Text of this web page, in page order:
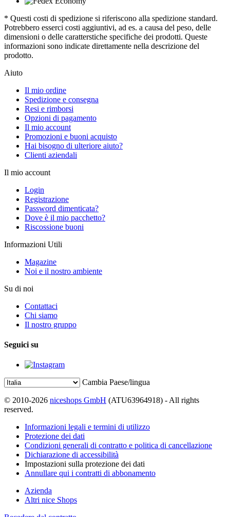
* Questi costi di spedizione si riferiscono alla spedizione standard.
Potrebbero esserci costi aggiuntivi, ad es. a causa del peso, delle
dimensioni o delle caratterstiche specifiche dei prodotti. Queste
informazioni sono indicate direttamente nella descrizione del
prodotto.
Aiuto
Il mio ordine
Spedizione e consegna
Resi e rimborsi
Opzioni di pagamento
Il mio account
Promozioni e buoni acquisto
Hai bisogno di ulteriore aiuto?
Clienti aziendali
Il mio account
Login
Registrazione
Password dimenticata?
Dove è il mio pacchetto?
Riscossione buoni
Informazioni Utili
Magazine
Noi e il nostro ambiente
Su di noi
Contattaci
Chi siamo
Il nostro gruppo
Seguici su
Cambia Paese/lingua
© 2010-2026 niceshops GmbH (ATU63964918) - All rights
reserved.
Informazioni legali e termini di utilizzo
Protezione dei dati
Condizioni generali di contratto e politica di cancellazione
Dichiarazione di accessibilità
Impostazioni sulla protezione dei dati
Annullare qui i contratti di abbonamento
Azienda
Altri nice Shops